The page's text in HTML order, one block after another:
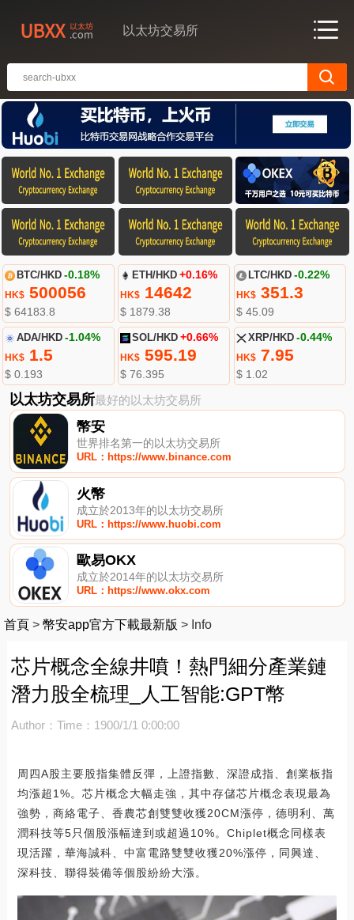
以太坊交易所
BTC/HKD -0.18%
HK$500056
$ 64183.8
ETH/HKD +0.16%
HK$ 14642
$ 1879.38
LTC/HKD -0.22%
HK$351.3
$ 45.09
ADA/HKD -1.04%
HK$1.5
$ 0.193
SOL/HKD +0.66%
HK$ 595.19
$ 76.395
XRP/HKD -0.44%
HK$7.95
$ 1.02
以太坊交易所最好的以太坊交易所
幣安
世界排名第一的以太坊交易所
URL：https://www.binance.com
火幣
成立於2013年的以太坊交易所
URL：https://www.huobi.com
歐易OKX
成立於2014年的以太坊交易所
URL：https://www.okx.com
首頁 > 幣安app官方下載最新版 > Info
芯片概念全線井噴！熱門細分產業鏈
潛力股全梳理_人工智能:GPT幣
Author： Time：1900/1/1 0:00:00
周四A股主要股指集體反彈，上證指數、深證成指、創業板指
均漲超1%。芯片概念大幅走強，其中存儲芯片概念表現最為
強勢，商絡電子、香農芯創雙雙收獲20CM漲停，德明利、萬
潤科技等5只個股漲幅達到或超過10%。Chiplet概念同樣表
現活躍，華海誠科、中富電路雙雙收獲20%漲停，同興達、
深科技、聯得裝備等個股紛紛大漲。